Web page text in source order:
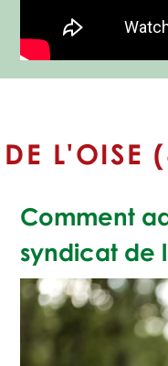
DE L'OISE
Comment
syndicat de